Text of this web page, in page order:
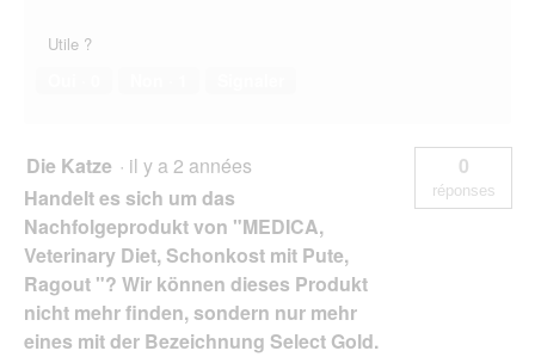
Utile ?
Die Katze · il y a 2 années
Handelt es sich um das
Nachfolgeprodukt von "MEDICA,
Veterinary Diet, Schonkost mit Pute,
Ragout "? Wir können dieses Produkt
nicht mehr finden, sondern nur mehr
eines mit der Bezeichnung Select Gold.
0
réponses